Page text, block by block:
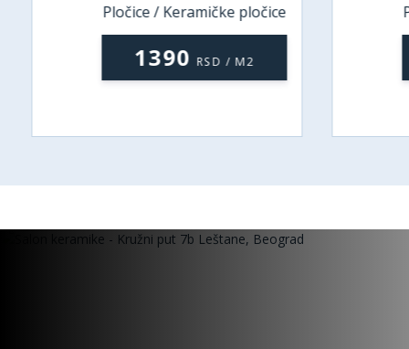
Pločice / Keramičke pločice
1390 RSD / M2